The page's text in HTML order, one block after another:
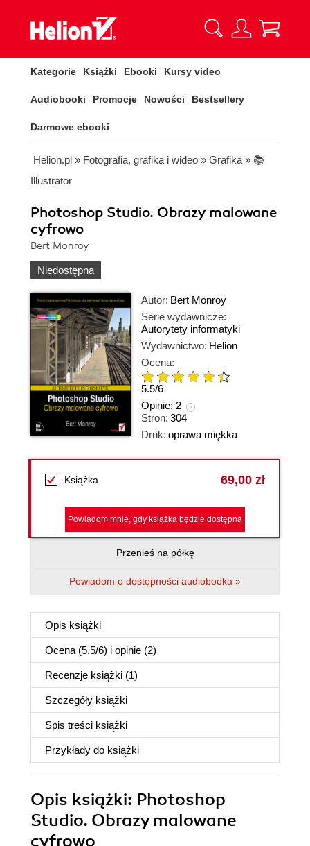
Kategorie Książki Ebooki Kursy video
Audiobooki Promocje Nowości Bestsellery
Darmowe ebooki
Helion.pl » Fotografia, grafika i wideo » Grafika » 📚
Illustrator
Photoshop Studio. Obrazy malowane
cyfrowo
Bert Monroy
Niedostępna
Autor: Bert Monroy
Serie wydawnicze:
Autorytety informatyki
Wydawnictwo: Helion
Ocena:
5.5/6
Opinie: 2
Stron: 304
Druk: oprawa miękka
Książka 69,00 zł
Powiadom mnie, gdy książka będzie dostępna
Przenieś na półkę
Powiadom o dostępności audiobooka »
Opis książki
Ocena (5.5/6) i opinie (2)
Recenzje książki (1)
Szczegóły książki
Spis treści książki
Przykłady do książki
Opis książki: Photoshop
Studio. Obrazy malowane
cyfrowo